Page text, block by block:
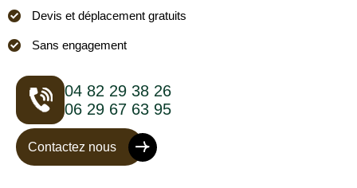
Devis et déplacement gratuits
Sans engagement
04 82 29 38 26
06 29 67 63 95
Contactez nous